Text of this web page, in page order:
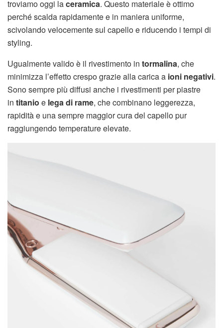
troviamo oggi laceramica. Questo materiale è ottimo
perché scalda rapidamente e in maniera uniforme,
scivolando velocemente sul capello e riducendo i tempi di
styling.
Ugualmente valido è il rivestimento in tormalina, che
minimizza l’effetto crespo grazie alla carica a ioni negativi.
Sono sempre più diffusi anche i rivestimenti per piastre
in titanio e lega di rame, che combinano leggerezza,
rapidità e una sempre maggior cura del capello pur
raggiungendo temperature elevate.